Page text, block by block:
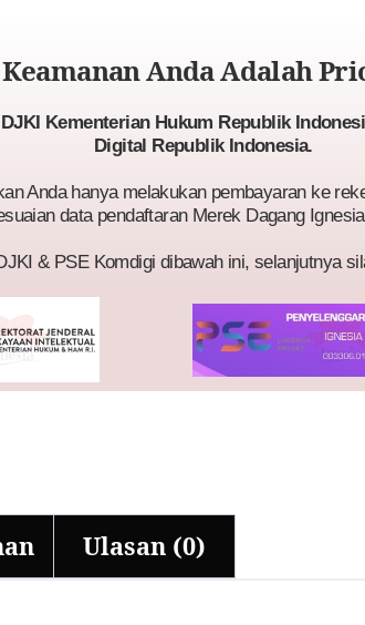
Anda Adalah
DJKI Kementerian Hukum Republik
Digital Republik Indonesia.
Anda hanya melakukan pembayaran ke
data pendaftaran Merek Dagang
& PSE Komdigi dibawah ini, selanjutnya
Ulasan (0)